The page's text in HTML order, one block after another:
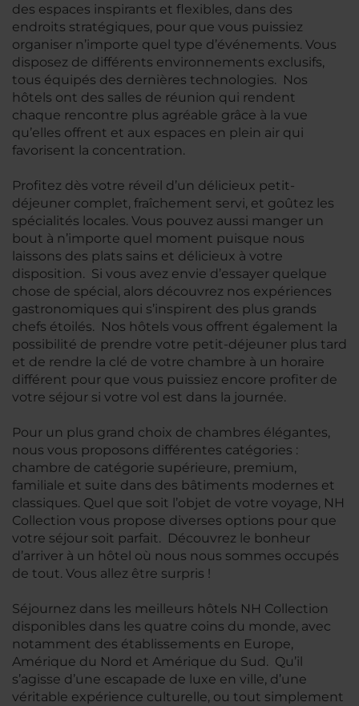
des espaces inspirants et flexibles, dans des
endroits stratégiques, pour que vous puissiez
organiser n’importe quel type d’événements. Vous
disposez de différents environnements exclusifs,
tous équipés des dernières technologies. Nos
hôtels ont des salles de réunion qui rendent
chaque rencontre plus agréable grâce à la vue
qu’elles offrent et aux espaces en plein air qui
favorisent la concentration.
Profitez dès votre réveil d’un délicieux petit-
déjeuner complet, fraîchement servi, et goûtez les
spécialités locales. Vous pouvez aussi manger un
bout à n’importe quel moment puisque nous
laissons des plats sains et délicieux à votre
disposition. Si vous avez envie d’essayer quelque
chose de spécial, alors découvrez nos expériences
gastronomiques qui s’inspirent des plus grands
chefs étoilés. Nos hôtels vous offrent également la
possibilité de prendre votre petit-déjeuner plus tard
et de rendre la clé de votre chambre à un horaire
différent pour que vous puissiez encore profiter de
votre séjour si votre vol est dans la journée.
Pour un plus grand choix de chambres élégantes,
nous vous proposons différentes catégories :
chambre de catégorie supérieure, premium,
familiale et suite dans des bâtiments modernes et
classiques. Quel que soit l’objet de votre voyage, NH
Collection vous propose diverses options pour que
votre séjour soit parfait. Découvrez le bonheur
d’arriver à un hôtel où nous nous sommes occupés
de tout. Vous allez être surpris !
Séjournez dans les meilleurs hôtels NH Collection
disponibles dans les quatre coins du monde, avec
notamment des établissements en Europe,
Amérique du Nord et Amérique du Sud. Qu’il
s’agisse d’une escapade de luxe en ville, d’une
véritable expérience culturelle, ou tout simplement